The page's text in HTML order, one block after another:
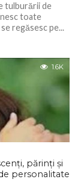
tulburării de
toate
regăsesc pe...
1.6K
părinți și
personalitate